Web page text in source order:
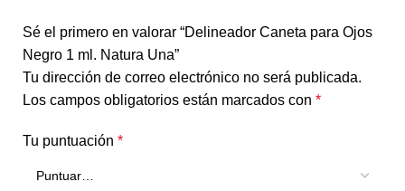
Sé el primero en valorar “Delineador Caneta para Ojos
Negro 1 ml. Natura Una”
Tu dirección de correo electrónico no será publicada.
Los campos obligatorios están marcados con *
Tu puntuación *